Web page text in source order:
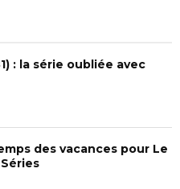
C
: la série oubliée avec
des vacances pour Le